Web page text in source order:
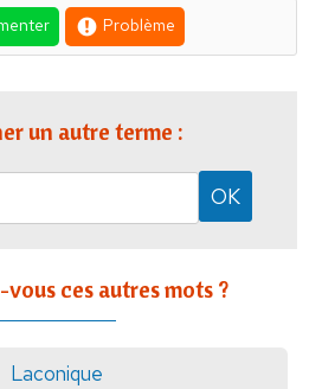
Problème
un autre terme :
ces autres mots ?
Laconique